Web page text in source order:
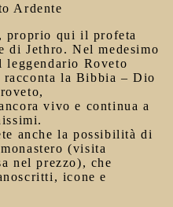
Ardente
proprio qui il profeta
di Jethro. Nel medesimo
leggendario Roveto
racconta la Bibbia – Dio
vivo e continua a
anche la possibilità di
(visita
nel prezzo), che
icone e